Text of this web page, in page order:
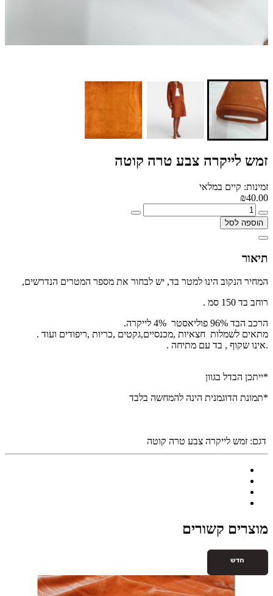
זמש לייקרה צבע טרה קוטה
זמינות: קיים במלאי
₪40.00
הוספה לסל
תיאור
המחיר הנקוב הינו למטר בד, יש לבחור את מספר המטרים הנדרשים,
רוחב בד 150 סמ .
הרכב הבד 96% פוליאסטר 4% לייקרה.
מתאים לשמלות חצאיות ,מכנסיים,גקטים ,כריות ,ריפודים ועוד .
.אינו שקוף , בד עם מתיחה .
*ייתכן הבדל בגוון
*תמונת הדוגמנית הינה להמחשה בלבד
דגם: זמש לייקרה צבע טרה קוטה
מוצרים קשורים